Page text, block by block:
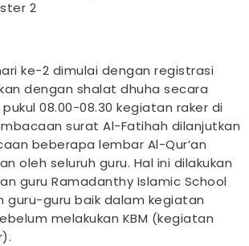
ke-2 dimulai dengan registrasi
dengan shalat dhuha secara
08.00-08.30 kegiatan raker di
surat Al-Fatihah dilanjutkan
beberapa lembar Al-Qur’an
oleh seluruh guru. Hal ini dilakukan
guru Ramadanthy Islamic School
guru-guru baik dalam kegiatan
melakukan KBM (kegiatan